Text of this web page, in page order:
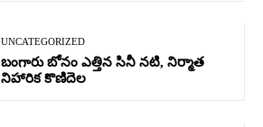
UNCATEGORIZED
బంగారు బోనం ఎత్తిన సినీ నటి, నిర్మాత
నిహారిక కొణిదెల